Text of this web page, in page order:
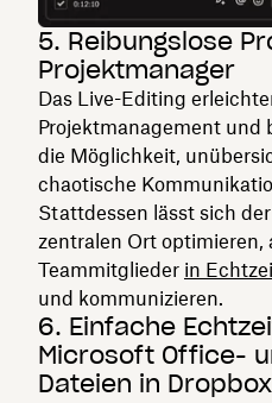
5. Reibungslose
Projektmanager
Das Live-Editing
Projektmanagement und
die Möglichkeit,
chaotische
Stattdessen lässt sich
zentralen Ort optimieren,
Teammitglieder in
und kommunizieren.
6. Einfache
Microsoft Office-
Dateien in Dropbox